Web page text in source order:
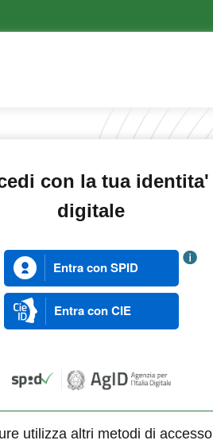
con la tua identita'
digitale
Entra con SPID
Entra con CIE
utilizza altri metodi di accesso